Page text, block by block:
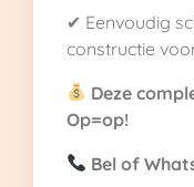
✔ Eenvoudig
constructie
Deze
Op=op!
Bel of